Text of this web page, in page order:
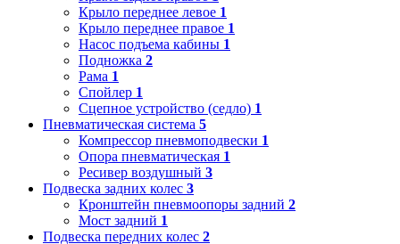
Крыло переднее левое 1
Крыло переднее правое 1
Насос подъема кабины 1
Подножка 2
Рама 1
Спойлер 1
Сцепное устройство (седло) 1
Пневматическая система 5
Компрессор пневмоподвески 1
Опора пневматическая 1
Ресивер воздушный 3
Подвеска задних колес 3
Кронштейн пневмоопоры задний 2
Мост задний 1
Подвеска передних колес 2